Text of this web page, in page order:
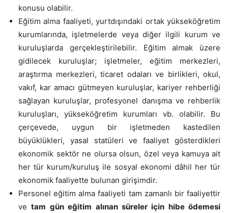
konusu olabilir.
Eğitim alma faaliyeti, yurtdışındaki ortak yükseköğretim
kurumlarında, işletmelerde veya diğer ilgili kurum ve
kuruluşlarda gerçekleştirilebilir. Eğitim almak üzere
gidilecek kuruluşlar; işletmeler, eğitim merkezleri,
araştırma merkezleri, ticaret odaları ve birlikleri, okul,
vakıf, kar amacı gütmeyen kuruluşlar, kariyer rehberliği
sağlayan kuruluşlar, profesyonel danışma ve rehberlik
kuruluşları, yükseköğretim kurumları vb. olabilir. Bu
çerçevede, uygun bir işletmeden kastedilen
büyüklükleri, yasal statüleri ve faaliyet gösterdikleri
ekonomik sektör ne olursa olsun, özel veya kamuya ait
her tür kurum/kuruluş ile sosyal ekonomi dâhil her tür
ekonomik faaliyette bulunan girişimdir.
Personel eğitim alma faaliyeti tam zamanlı bir faaliyettir
vetam gün eğitim alınan süreler için hibe ödemesi